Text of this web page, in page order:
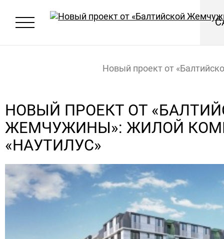
Главная Новости
Новый проект от
«Наутилус»
НОВЫЙ ПРОЕКТ ОТ
ЖЕМЧУЖИНЫ»: ЖИЛОЙ
«НАУТИЛУС»